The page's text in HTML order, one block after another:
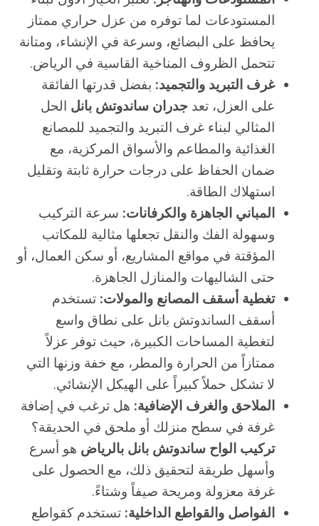
المستودعات لما توفره من عزل حراري ممتاز
يحافظ على البضائع، وسرعة في الإنشاء، ومتانة
تتحمل الظروف المناخية القاسية في الرياض.
غرف التبريد والتجميد: بفضل قدرتها الفائقة
على العزل، تعد جدران ساندوتش بانل الحل
المثالي لبناء غرف التبريد والتجميد للمصانع
الغذائية والمطاعم والأسواق المركزية، مع
ضمان الحفاظ على درجات حرارة ثابتة وتقليل
استهلاك الطاقة.
المباني الجاهزة والكرفانات: سرعة التركيب
وسهولة الفك والنقل تجعلها مثالية للمكاتب
المؤقتة في مواقع المشاريع، أو سكن العمال، أو
حتى الشاليهات والمنازل الجاهزة.
تغطية أسقف المصانع والمولات: تستخدم
أسقف الساندوتش بانل على نطاق واسع
لتغطية المساحات الكبيرة، حيث توفر عزلاً
ممتازاً من الحرارة والمطر، مع خفة وزنها التي
لا تشكل حملاً كبيراً على الهيكل الإنشائي.
الملاحق والغرف الإضافية: هل ترغب في إضافة
غرفة في سطح منزلك أو ملحق في الحديقة؟
تركيب الواح ساندوتش بانل بالرياض هو أسرع
وأسهل طريقة لتحقيق ذلك، مع الحصول على
غرفة معزولة ومريحة صيفاً وشتاءً.
الفواصل والقواطع الداخلية: تستخدم كقواطع